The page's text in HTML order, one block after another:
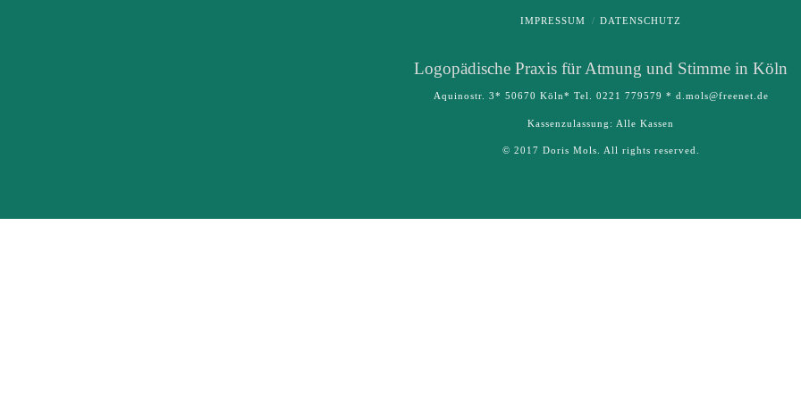
IMPRESSUM DATENSCHUTZ
Logo­pädische Praxis für Atmung und Stimme in Köln
Aquinostr. 3* 50670 Köln* Tel. 0221 779579 * d.mols@freenet.de
Kassenzulassung: Alle Kassen
© 2017 Doris Mols. All rights reserved.